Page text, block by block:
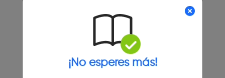
¡No esperes más!